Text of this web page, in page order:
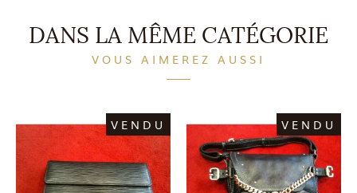
DANS LA MÊME CATÉGORIE
VOUS AIMEREZ AUSSI
VENDU VENDU